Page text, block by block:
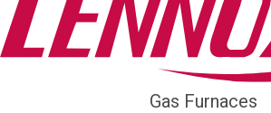
Gas Furnaces